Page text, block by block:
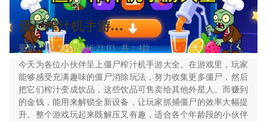
僵尸榨汁机手游大全
更新：2025-11-24 16:21:03
共：4款
今天为各位小伙伴呈上僵尸榨汁机手游大全。在游戏里，玩家
能够感受充满趣味的僵尸消除玩法，努力收集更多僵尸，然后
把它们榨汁变成饮品，这些饮品可售卖给其他外星人。而赚到
的金钱，能用来解锁全新设备，让玩家抓捕僵尸的效率大幅提
升。整个游戏玩起来既解压又有趣，适合各个年龄段的小伙伴